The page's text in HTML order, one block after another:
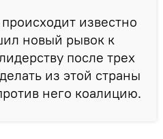
известно
новый рывок к
после трех
из этой страны
него коалицию.